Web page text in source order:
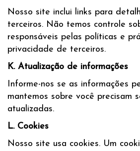
Nosso site inclui links para
terceiros. Não temos controle
responsáveis pelas políticas e
privacidade de terceiros.
K. Atualização de informações
Informe-nos se as informações
mantemos sobre você precisam
atualizadas.
L. Cookies
Nosso site usa cookies. Um